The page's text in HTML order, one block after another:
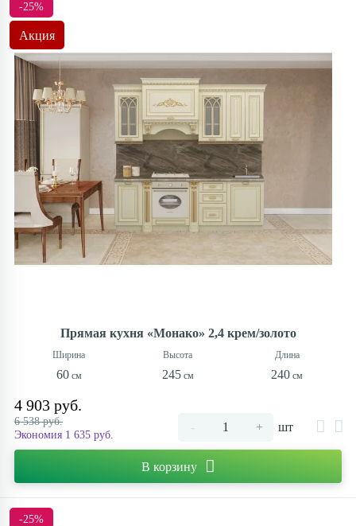
-25%
Акция
Прямая кухня «Монако» 2,4 крем/золото
60 245 240
4 903 руб.
6 538 руб.
Экономия 1 635 руб.
- + шт
В корзину
-25%